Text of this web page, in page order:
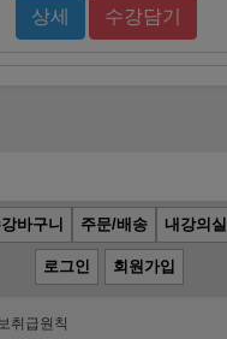
상세 수강담기
바구니 주문/배송 내강의실
로그인 회원가입
취급원칙